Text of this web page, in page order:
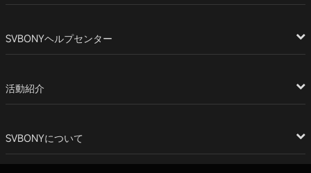
SVBONYヘルプセンター
活動紹介
SVBONYについて